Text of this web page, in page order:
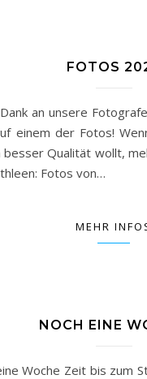
FOTOS
an unsere
einem der Fotos!
besser Qualität wollt,
Fotos von…
MEHR
NOCH EINE
Woche Zeit bis zum